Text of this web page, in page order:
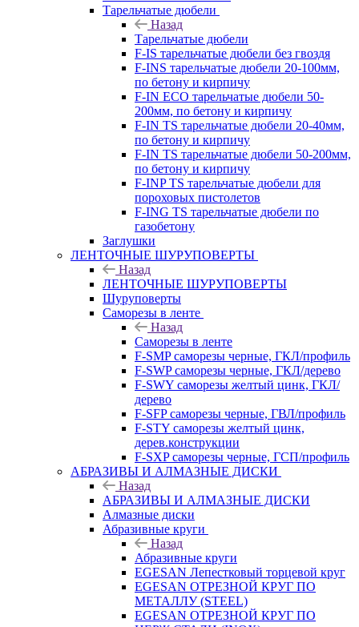
Тарельчатые дюбели
Назад
Тарельчатые дюбели
F-IS тарельчатые дюбели без гвоздя
F-INS тарельчатые дюбели 20-100мм,
по бетону и кирпичу
F-IN ECO тарельчатые дюбели 50-
200мм, по бетону и кирпичу
F-IN TS тарельчатые дюбели 20-40мм,
по бетону и кирпичу
F-IN TS тарельчатые дюбели 50-200мм,
по бетону и кирпичу
F-INP TS тарельчатые дюбели для
пороховых пистолетов
F-ING TS тарельчатые дюбели по
газобетону
Заглушки
ЛЕНТОЧНЫЕ ШУРУПОВЕРТЫ
Назад
ЛЕНТОЧНЫЕ ШУРУПОВЕРТЫ
Шуруповерты
Саморезы в ленте
Назад
Саморезы в ленте
F-SMP саморезы черные, ГКЛ/профиль
F-SWP саморезы черные, ГКЛ/дерево
F-SWY саморезы желтый цинк, ГКЛ/
дерево
F-SFP саморезы черные, ГВЛ/профиль
F-STY саморезы желтый цинк,
дерев.конструкции
F-SXP саморезы черные, ГСП/профиль
АБРАЗИВЫ И АЛМАЗНЫЕ ДИСКИ
Назад
АБРАЗИВЫ И АЛМАЗНЫЕ ДИСКИ
Алмазные диски
Абразивные круги
Назад
Абразивные круги
EGESAN Лепестковый торцевой круг
EGESAN ОТРЕЗНОЙ КРУГ ПО
МЕТАЛЛУ (STEEL)
EGESAN ОТРЕЗНОЙ КРУГ ПО